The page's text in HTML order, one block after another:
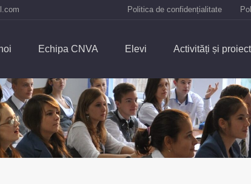
Politica de confidențialitate
Echipa CNVA Elevi Activități și